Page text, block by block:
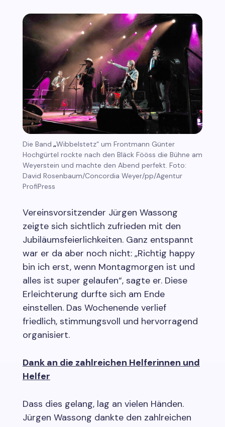
Die Band „Wibbelstetz“ um Frontmann Günter
Hochgürtel rockte nach den Bläck Fööss die Bühne am
Weyerstein und machte den Abend perfekt. Foto:
David Rosenbaum/Concordia Weyer/pp/Agentur
ProfiPress
Vereinsvorsitzender Jürgen Wassong
zeigte sich sichtlich zufrieden mit den
Jubiläumsfeierlichkeiten. Ganz entspannt
war er da aber noch nicht: „Richtig happy
bin ich erst, wenn Montagmorgen ist und
alles ist super gelaufen“, sagte er. Diese
Erleichterung durfte sich am Ende
einstellen. Das Wochenende verlief
friedlich, stimmungsvoll und hervorragend
organisiert.
Dank an die zahlreichen Helferinnen und
Helfer
Dass dies gelang, lag an vielen Händen.
Jürgen Wassong dankte den zahlreichen